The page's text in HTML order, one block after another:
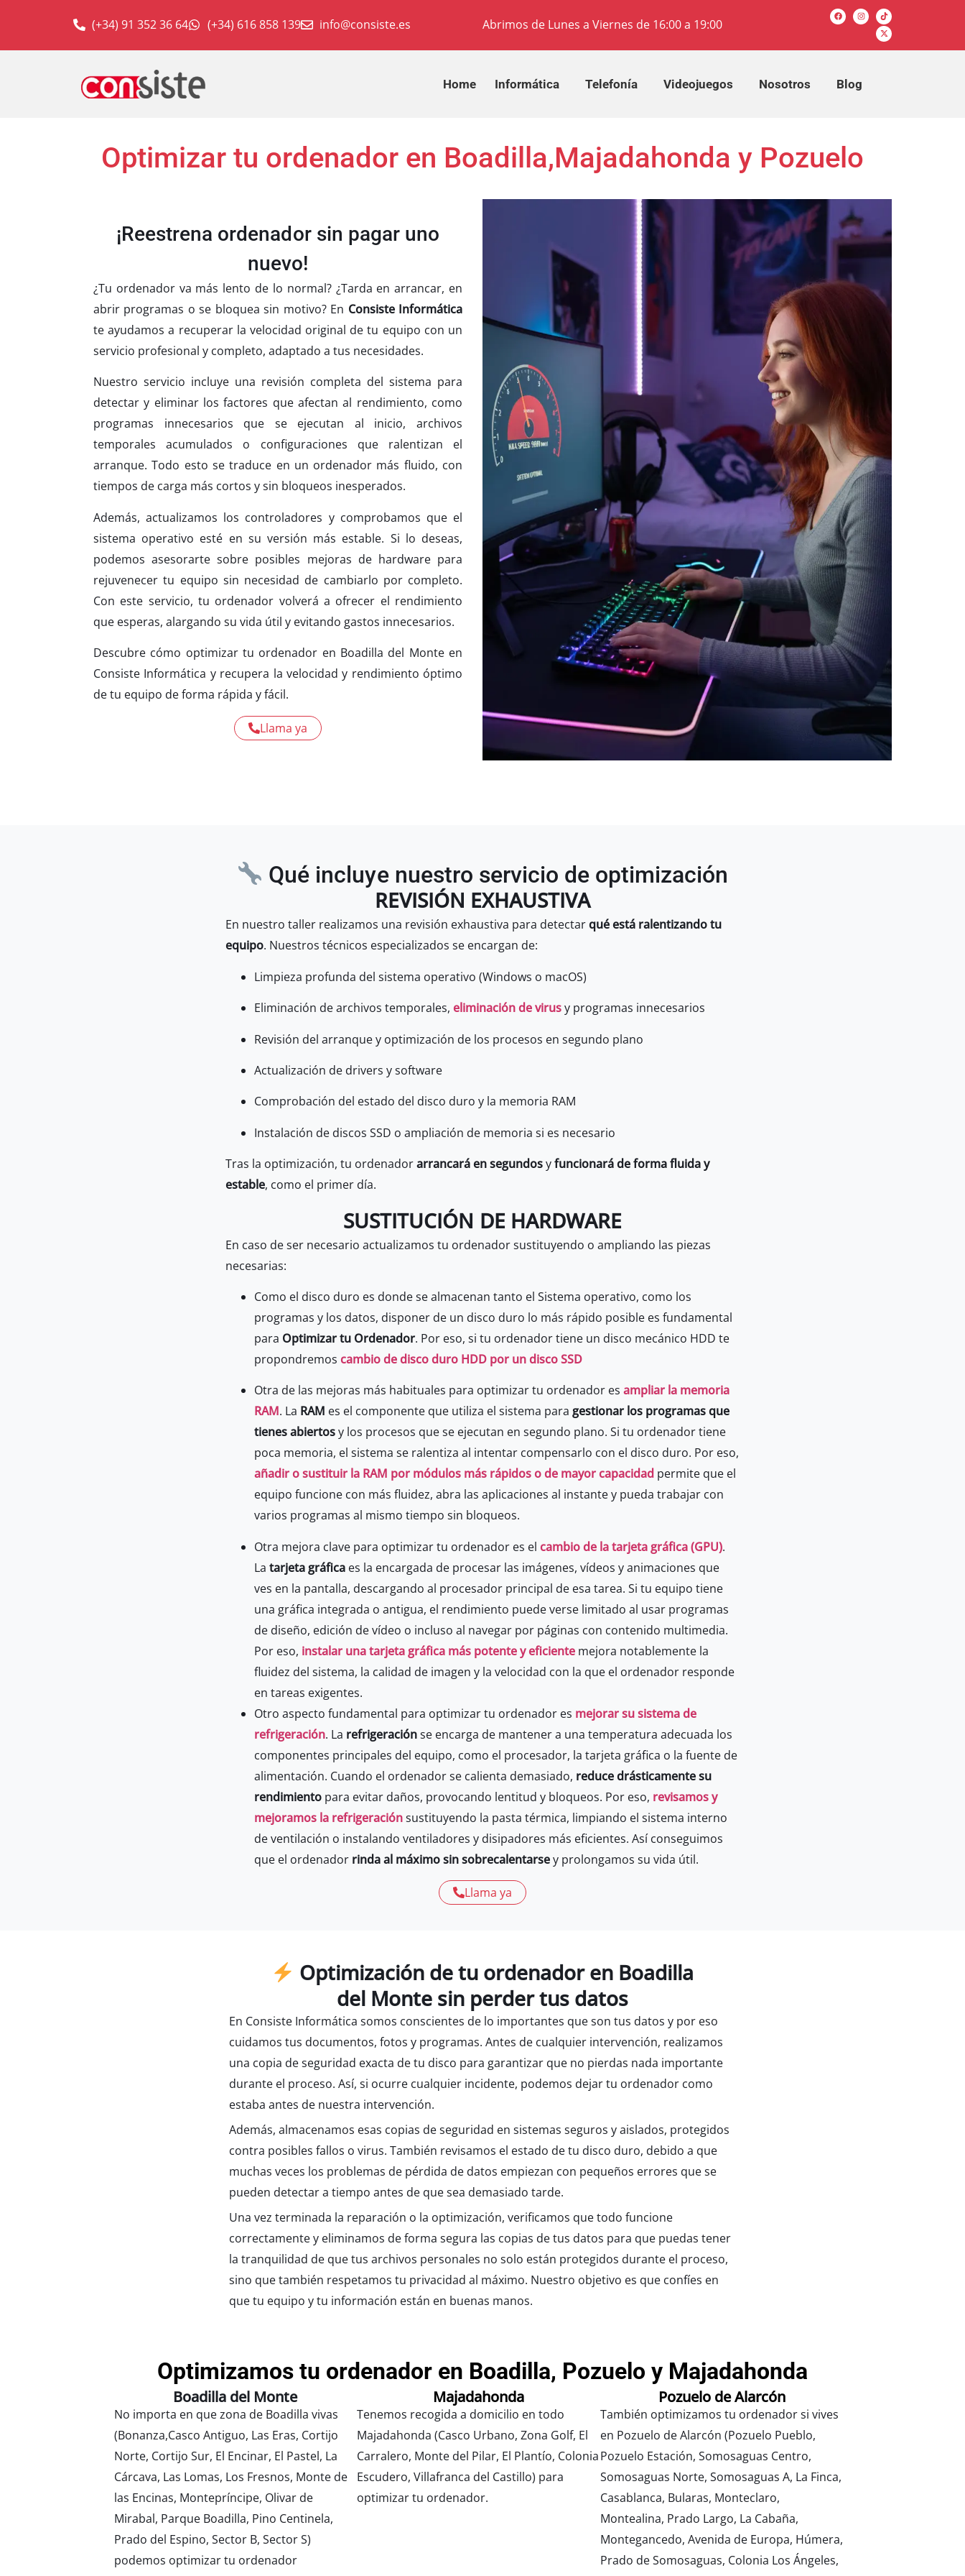
(+34) 91 352 36 64 (+34) 616 858 139 info@consiste.es Abrimos de Lunes a Viernes de 16:00 a 19:00
Home Informática Telefonía Videojuegos Nosotros Blog
Optimizar tu ordenador en Boadilla,Majadahonda y Pozuelo
¡Reestrena ordenador sin pagar uno
nuevo!
¿Tu ordenador va más lento de lo normal? ¿Tarda en arrancar, en
abrir programas o se bloquea sin motivo? En Consiste Informática
te ayudamos a recuperar la velocidad original de tu equipo con un
servicio profesional y completo, adaptado a tus necesidades.
Nuestro servicio incluye una revisión completa del sistema para
detectar y eliminar los factores que afectan al rendimiento, como
programas innecesarios que se ejecutan al inicio, archivos
temporales acumulados o configuraciones que ralentizan el
arranque. Todo esto se traduce en un ordenador más fluido, con
tiempos de carga más cortos y sin bloqueos inesperados.
Además, actualizamos los controladores y comprobamos que el
sistema operativo esté en su versión más estable. Si lo deseas,
podemos asesorarte sobre posibles mejoras de hardware para
rejuvenecer tu equipo sin necesidad de cambiarlo por completo.
Con este servicio, tu ordenador volverá a ofrecer el rendimiento
que esperas, alargando su vida útil y evitando gastos innecesarios.
Descubre cómo optimizar tu ordenador en Boadilla del Monte en
Consiste Informática y recupera la velocidad y rendimiento óptimo
de tu equipo de forma rápida y fácil.
Llama ya
Qué incluye nuestro servicio de optimización
REVISIÓN EXHAUSTIVA
En nuestro taller realizamos una revisión exhaustiva para detectarqué está ralentizando tu
equipo. Nuestros técnicos especializados se encargan de:
Limpieza profunda del sistema operativo (Windows o macOS)
Eliminación de archivos temporales, eliminación de virusy programas innecesarios
Revisión del arranque y optimización de los procesos en segundo plano
Actualización de drivers y software
Comprobación del estado del disco duro y la memoria RAM
Instalación de discos SSD o ampliación de memoria si es necesario
Tras la optimización, tu ordenadorarrancará en segundosyfuncionará de forma fluida y
estable, como el primer día.
SUSTITUCIÓN DE HARDWARE
En caso de ser necesario actualizamos tu ordenador sustituyendo o ampliando las piezas
necesarias:
Como el disco duro es donde se almacenan tanto el Sistema operativo, como los
programas y los datos, disponer de un disco duro lo más rápido posible es fundamental
para Optimizar tu Ordenador. Por eso, si tu ordenador tiene un disco mecánico HDD te
propondremos cambio de disco duro HDD por un disco SSD
Otra de las mejoras más habituales para optimizar tu ordenador es ampliar la memoria
RAM. La RAM es el componente que utiliza el sistema para gestionar los programas que
tienes abiertosy los procesos que se ejecutan en segundo plano. Si tu ordenador tiene
poca memoria, el sistema se ralentiza al intentar compensarlo con el disco duro. Por eso,
añadir o sustituir la RAM por módulos más rápidos o de mayor capacidad permite que el
equipo funcione con más fluidez, abra las aplicaciones al instante y pueda trabajar con
varios programas al mismo tiempo sin bloqueos.
Otra mejora clave para optimizar tu ordenador es el cambio de la tarjeta gráfica (GPU).
La tarjeta gráficaes la encargada de procesar las imágenes, vídeos y animaciones que
ves en la pantalla, descargando al procesador principal de esa tarea. Si tu equipo tiene
una gráfica integrada o antigua, el rendimiento puede verse limitado al usar programas
de diseño, edición de vídeo o incluso al navegar por páginas con contenido multimedia.
Por eso, instalar una tarjeta gráfica más potente y eficiente mejora notablemente la
fluidez del sistema, la calidad de imagen y la velocidad con la que el ordenador responde
en tareas exigentes.
Otro aspecto fundamental para optimizar tu ordenador es mejorar su sistema de
refrigeración. La refrigeraciónse encarga de mantener a una temperatura adecuada los
componentes principales del equipo, como el procesador, la tarjeta gráfica o la fuente de
alimentación. Cuando el ordenador se calienta demasiado, reduce drásticamente su
rendimientopara evitar daños, provocando lentitud y bloqueos. Por eso, revisamos y
mejoramos la refrigeraciónsustituyendo la pasta térmica, limpiando el sistema interno
de ventilación o instalando ventiladores y disipadores más eficientes. Así conseguimos
que el ordenador rinda al máximo sin sobrecalentarsey prolongamos su vida útil.
Llama ya
Optimización de tu ordenador en Boadilla
del Monte sin perder tus datos
En Consiste Informática somos conscientes de lo importantes que son tus datos y por eso
cuidamos tus documentos, fotos y programas. Antes de cualquier intervención, realizamos
una copia de seguridad exacta de tu disco para garantizar que no pierdas nada importante
durante el proceso. Así, si ocurre cualquier incidente, podemos dejar tu ordenador como
estaba antes de nuestra intervención.
Además, almacenamos esas copias de seguridad en sistemas seguros y aislados, protegidos
contra posibles fallos o virus. También revisamos el estado de tu disco duro, debido a que
muchas veces los problemas de pérdida de datos empiezan con pequeños errores que se
pueden detectar a tiempo antes de que sea demasiado tarde.
Una vez terminada la reparación o la optimización, verificamos que todo funcione
correctamente y eliminamos de forma segura las copias de tus datos para que puedas tener
la tranquilidad de que tus archivos personales no solo están protegidos durante el proceso,
sino que también respetamos tu privacidad al máximo. Nuestro objetivo es que confíes en
que tu equipo y tu información están en buenas manos.
Optimizamos tu ordenador en Boadilla, Pozuelo y Majadahonda
Boadilla del Monte
No importa en que zona de Boadilla vivas
(Bonanza,Casco Antiguo, Las Eras, Cortijo
Norte, Cortijo Sur, El Encinar, El Pastel, La
Cárcava, Las Lomas, Los Fresnos, Monte de
las Encinas, Montepríncipe, Olivar de
Mirabal, Parque Boadilla, Pino Centinela,
Prado del Espino, Sector B, Sector S)
podemos optimizar tu ordenador
Majadahonda
Tenemos recogida a domicilio en todo
Majadahonda (Casco Urbano, Zona Golf, El
Carralero, Monte del Pilar, El Plantío, Colonia
Escudero, Villafranca del Castillo) para
optimizar tu ordenador.
Pozuelo de Alarcón
También optimizamos tu ordenador si vives
en Pozuelo de Alarcón (Pozuelo Pueblo,
Pozuelo Estación, Somosaguas Centro,
Somosaguas Norte, Somosaguas A, La Finca,
Casablanca, Bularas, Monteclaro,
Montealina, Prado Largo, La Cabaña,
Montegancedo, Avenida de Europa, Húmera,
Prado de Somosaguas, Colonia Los Ángeles,